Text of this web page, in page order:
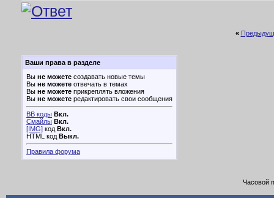
«
Ваши права в разделе
Вы не можете создавать новые темы
Вы не можете отвечать в темах
Вы не можете прикреплять вложения
Вы не можете редактировать свои сообщения
BB коды Вкл.
Смайлы Вкл.
[IMG] код Вкл.
HTML код Выкл.
Правила форума
Часовой